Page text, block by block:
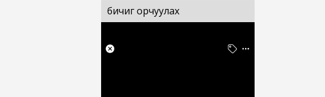
бичиг орчуулах